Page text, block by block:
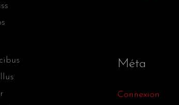
Méta
Connexion